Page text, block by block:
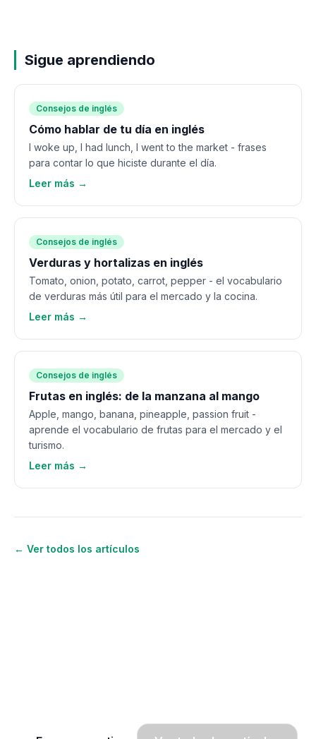
Sigue aprendiendo
Consejos de inglés
Cómo hablar de tu día en inglés
I woke up, I had lunch, I went to the market - frases
para contar lo que hiciste durante el día.
Leer más →
Consejos de inglés
Verduras y hortalizas en inglés
Tomato, onion, potato, carrot, pepper - el vocabulario
de verduras más útil para el mercado y la cocina.
Leer más →
Consejos de inglés
Frutas en inglés: de la manzana al mango
Apple, mango, banana, pineapple, passion fruit -
aprende el vocabulario de frutas para el mercado y el
turismo.
Leer más →
← Ver todos los artículos